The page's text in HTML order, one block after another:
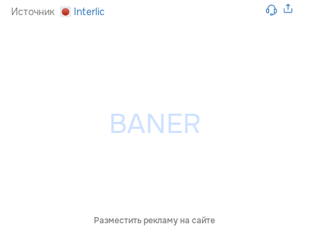
Источник Interlic
Разместить рекламу на сайте